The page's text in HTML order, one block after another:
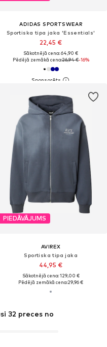
ADIDAS SPORTSWEAR
Sportiska tipa jaka 'Essentials'
22,45 €
Sākotnējā cena: 64,90 €
Pēdējā zemākā cena:26,94 €-16%
PIEDĀVĀJUMS
AVIREX
Sportiska tipa jaka
44,95 €
Sākotnējā cena: 129,00 €
Pēdējā zemākā cena:29,96 €
32 preces no